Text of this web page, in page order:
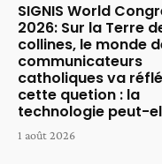
SIGNIS World
2026: Sur la Terre
collines, le monde
communicateurs
catholiques va
cette quetion : la
technologie peut-
1 août 2026